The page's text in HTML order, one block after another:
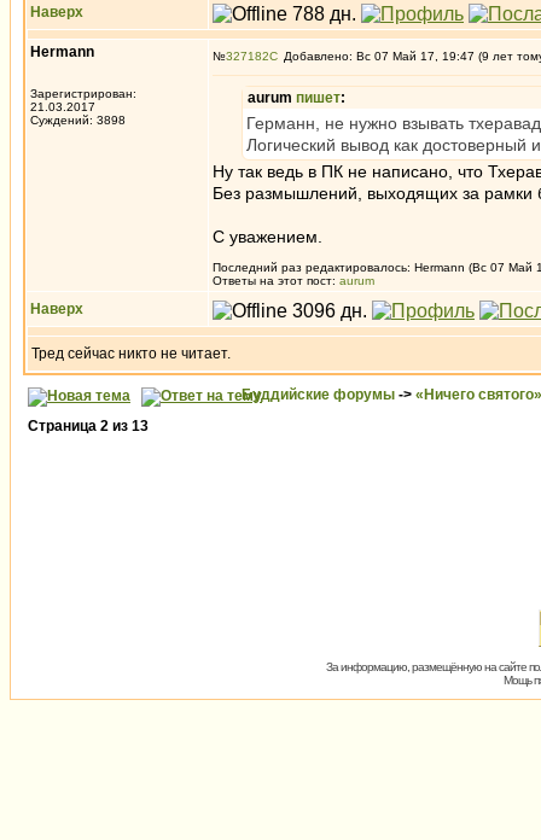
Наверх
Hermann
Зарегистрирован:
21.03.2017
Суждений: 3898
№327182 Добавлено: Вс 07 Май 17, 19:47 (9 лет
aurum пишет:
Германн, не нужно взывать
Логический вывод как достоверный
Ну так ведь в ПК не написано, что
Без размышлений, выходящих за рамки
С уважением.
Последний раз редактировалось: Hermann (Вс 07 Май
Ответы на этот пост: aurum
Наверх
Тред сейчас никто не читает.
Буддийские форумы -> «Ничего святого»
Страница 2 из 13
За информацию, размещённую на сайте
Мощь